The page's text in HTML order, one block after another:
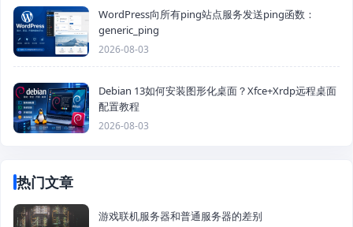
WordPress向所有ping站点服务发送ping函数：
generic_ping
2026-08-03
Debian 13如何安装图形化桌面？Xfce+Xrdp远程桌面
配置教程
2026-08-03
热门文章
游戏联机服务器和普通服务器的差别